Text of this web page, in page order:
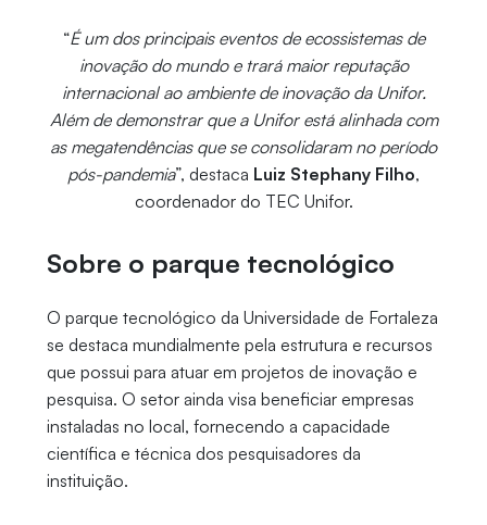
“É um dos principais eventos de ecossistemas de
inovação do mundo e trará maior reputação
internacional ao ambiente de inovação da Unifor.
Além de demonstrar que a Unifor está alinhada com
as megatendências que se consolidaram no período
pós-pandemia”, destaca Luiz Stephany Filho,
coordenador do TEC Unifor.
Sobre o parque tecnológico
O parque tecnológico da Universidade de Fortaleza
se destaca mundialmente pela estrutura e recursos
que possui para atuar em projetos de inovação e
pesquisa. O setor ainda visa beneficiar empresas
instaladas no local, fornecendo a capacidade
científica e técnica dos pesquisadores da
instituição.